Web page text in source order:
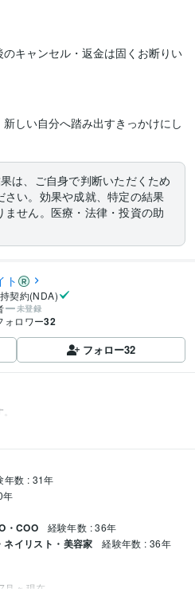
キャンセル・返金は固くお断りい
しい自分へ踏み出すきっかけにし
は、ご自身で判断いただくため
い。効果や成就、特定の結果
せん。医療・法律・投資の助
ト
契約(NDA)
未登録
ォロワー32
フォロー32
年数 : 31年
年
・COO 経験年数 : 36年
イリスト・美容家 経験年数 : 36年
月 ~ 現在